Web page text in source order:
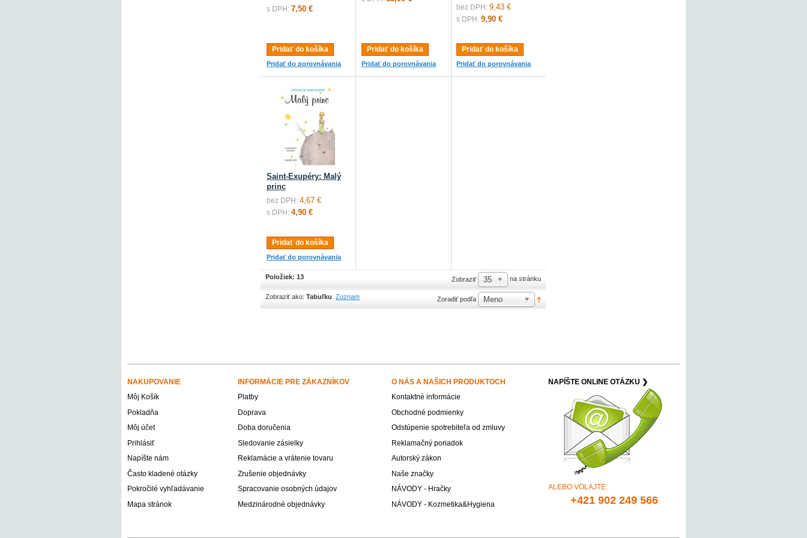
s DPH: 7,50 €
Pridať do košíka
Pridať do porovnávania
Pridať do košíka
Pridať do porovnávania
bez DPH: 9,43 €
s DPH: 9,90 €
Pridať do košíka
Pridať do porovnávania
Saint-Exupéry: Malý
princ
bez DPH: 4,67 €
s DPH: 4,90 €
Pridať do košíka
Pridať do porovnávania
Položiek: 13 Zobraziť 35 na stránku
Zobraziť ako: Tabuľku Zoznam Zoradiť podľa Meno
NAKUPOVANIE INFORMÁCIE PRE ZÁKAZNÍKOV O NÁS A NAŠICH PRODUKTOCH NAPÍŠTE ONLINE OTÁZKU ❯
ALEBO VOLAJTE:
+421 902 249 566
Môj Košík Platby
Kontaktné informácie
Pokladňa
Doprava
Obchodné podmienky
Môj účet
Doba doručenia
Odstúpenie spotrebiteľa od zmluvy
Prihlásiť
Sledovanie zásielky
Reklamačný poriadok
Napíšte nám
Reklamácie a vrátenie tovaru
Autorský zákon
Často kladené otázky
Zrušenie objednávky
Naše značky
Pokročilé vyhľadávanie
Spracovanie osobných údajov
NÁVODY - Hračky
Mapa stránok
Medzinárodné objednávky NÁVODY - Kozmetika&Hygiena